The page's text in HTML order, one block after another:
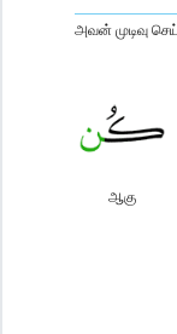
அவன் முடிவு
ஆகு